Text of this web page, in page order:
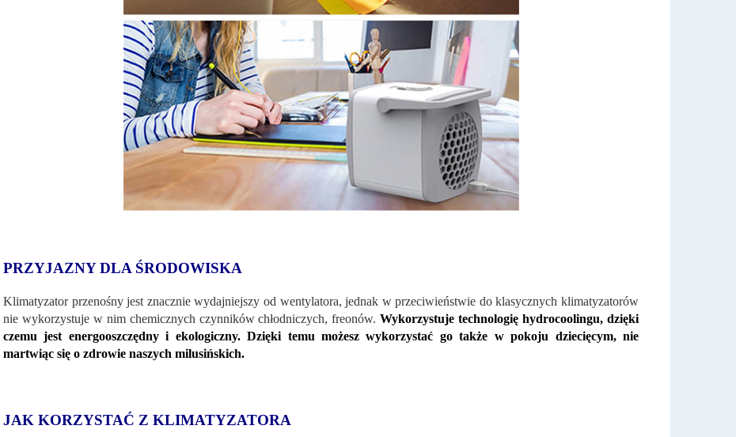
PRZYJAZNY DLA ŚRODOWISKA
Klimatyzator przenośny jest znacznie wydajniejszy od wentylatora, jednak w przeciwieństwie do klasycznych klimatyzatorów
nie wykorzystuje w nim chemicznych czynników chłodniczych, freonów.Wykorzystuje technologię hydrocoolingu, dzięki
czemu jest energooszczędny i ekologiczny. Dzięki temu możesz wykorzystać go także w pokoju dziecięcym, nie
martwiąc się o zdrowie naszych milusińskich.
JAK KORZYSTAĆ Z KLIMATYZATORA